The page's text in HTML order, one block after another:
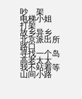
吵 架
电梯小姐
打架
故乡异乡
北京派出所
路口
寻找一个岛
高老太太
我不站着等
山间小路